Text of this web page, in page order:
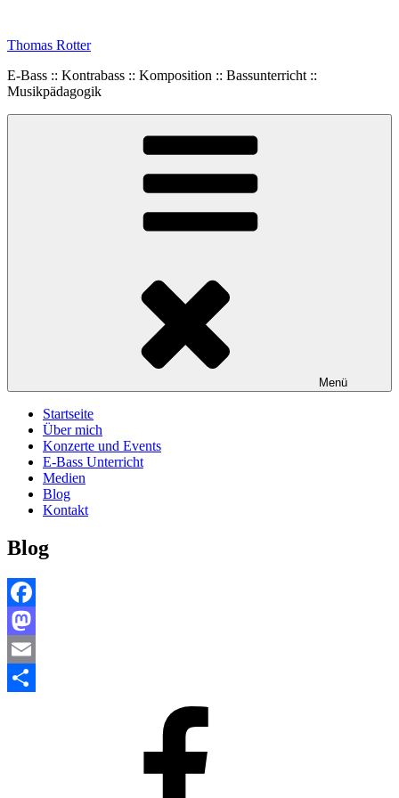
springen
Thomas Rotter
E-Bass :: Kontrabass :: Komposition :: Bassunterricht ::
Musikpädagogik
Menü
Startseite
Über mich
Konzerte und Events
E-Bass Unterricht
Medien
Blog
Kontakt
Blog
Facebook
Mastodon
Email